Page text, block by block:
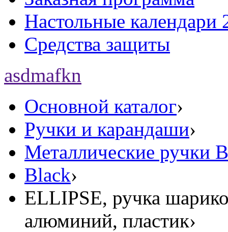
Настольные календари
Средства защиты
asdmafkn
Основной каталог›
Ручки и карандаши›
Металлические ручки
Black›
ELLIPSE, ручка
алюминий, пластик›